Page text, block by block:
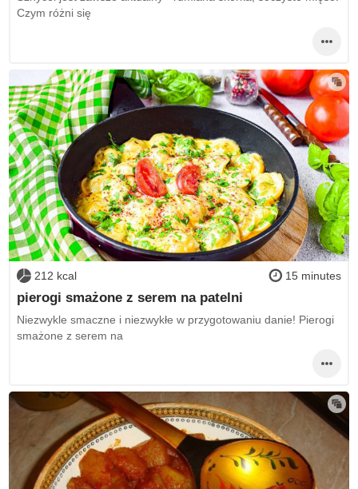
Czym różni się
212 kcal 15 minutes
pierogi smażone z serem na patelni
Niezwykle smaczne i niezwykłe w przygotowaniu danie! Pierogi
smażone z serem na